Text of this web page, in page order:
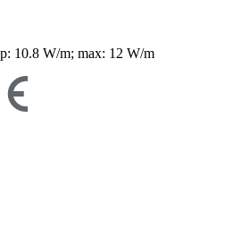
10.8 W/m; max: 12 W/m